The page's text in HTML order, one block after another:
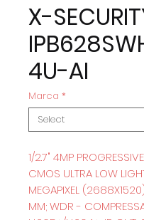
X-
4U-AI
Marca *
1/2.7" 4MP
CMOS ULTRA LOW
MEGAPIXEL
MM; WDR -